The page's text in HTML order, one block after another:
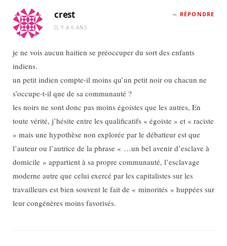
crest
IL Y A 6 ANS
RÉPONDRE
je ne vois aucun haitien se préoccuper du sort des enfants
indiens.
un petit indien compte-il moins qu’un petit noir ou chacun ne
s’occupe-t-il que de sa communauté ?
les noirs ne sont donc pas moins égoistes que les autres, En
toute vérité, j’hésite entre les qualificatifs « égoiste » et « raciste
» mais une hypothèse non explorée par le débatteur est que
l’auteur ou l’autrice de la phrase « …un bel avenir d’esclave à
domicile » appartient à sa propre communauté, l’esclavage
moderne autre que celui exercé par les capitalistes sur les
travailleurs est bien souvent le fait de « minorités » huppées sur
leur congénères moins favorisés.